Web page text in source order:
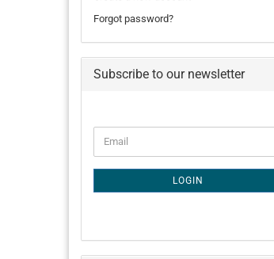
Forgot password?
Subscribe to our newsletter
TO
NEWSLETTER
PAGE
Email
LOGIN